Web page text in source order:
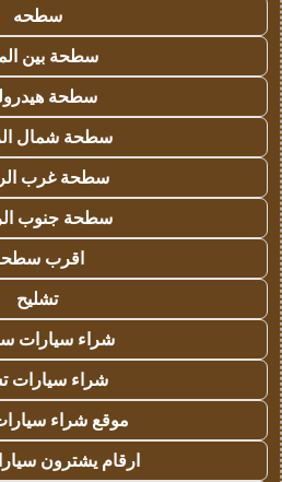
سطحه
سطحة بين
سطحة
سطحة شمال
سطحة غرب
سطحة جنوب
اقرب
تشليح
شراء سيارات
شراء سيارات
موقع شراء
ارقام يشترون